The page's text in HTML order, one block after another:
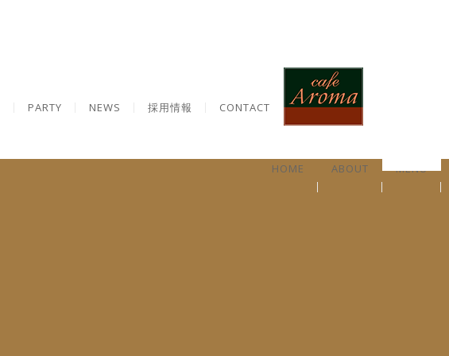
PARTY NEWS 採用情報 CONTACT
HOME ABOUT MENU